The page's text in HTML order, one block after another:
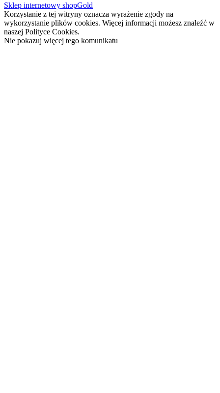
Sklep internetowy shopGold
Korzystanie z tej witryny oznacza wyrażenie zgody na
wykorzystanie plików cookies. Więcej informacji możesz znaleźć w
naszej Polityce Cookies.
Nie pokazuj więcej tego komunikatu